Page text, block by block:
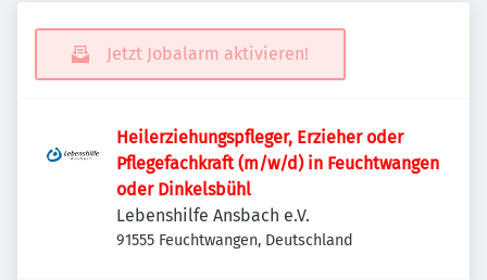
Jetzt Jobalarm aktivieren!
Heilerziehungspfleger, Erzieher oder
Pflegefachkraft (m/w/d) in Feuchtwangen
oder Dinkelsbühl
Lebenshilfe Ansbach e.V.
91555 Feuchtwangen, Deutschland